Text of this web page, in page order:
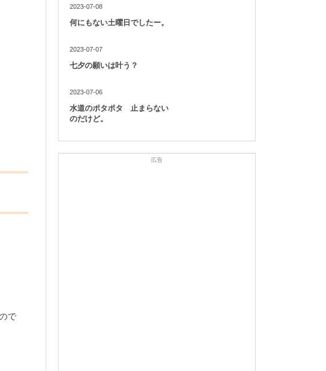
で
2023-07-08
何にもない土曜日でしたー。
2023-07-07
七夕の願いは叶う？
2023-07-06
水道のポタポタ 止まらない
のだけど。
広告